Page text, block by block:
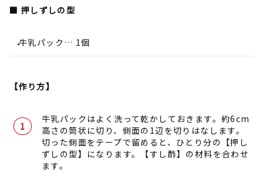
■ 押しずしの型
牛乳パック… 1個
【作り方】
牛乳パックはよく洗って乾かしておきます。約6cm
高さの筒状に切り、側面の1辺を切りはなします。
切った側面をテープで留めると、ひとり分の【押し
ずしの型】になります。【すし酢】の材料を合わせ
ます。